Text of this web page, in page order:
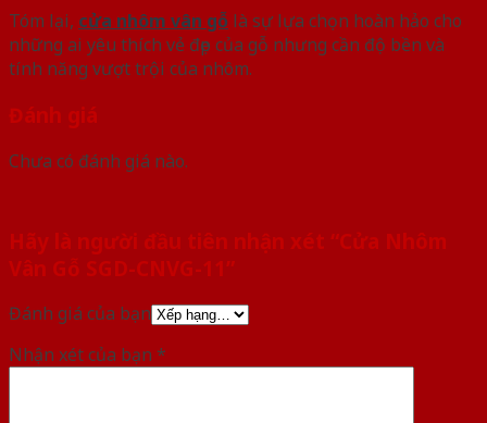
Tóm lại, cửa nhôm vân gỗ là sự lựa chọn hoàn hảo cho
những ai yêu thích vẻ đẹp của gỗ nhưng cần độ bền và
tính năng vượt trội của nhôm.
Đánh giá
Chưa có đánh giá nào.
Hãy là người đầu tiên nhận xét “Cửa Nhôm
Vân Gỗ SGD-CNVG-11”
Đánh giá của bạn
Nhận xét của bạn *